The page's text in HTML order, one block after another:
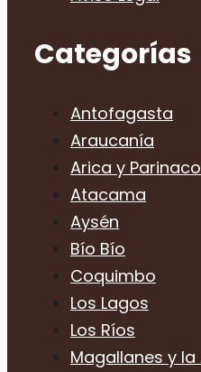
Categorías
Antofagasta
Araucanía
Arica y
Atacama
Aysén
Bío Bío
Coquimbo
Los Lagos
Los Ríos
Magallanes y